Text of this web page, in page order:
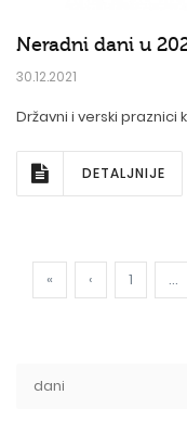
Neradni dani u
30.12.2021
Državni i verski praznici
DETALJNIJE
« ‹ 1 ...